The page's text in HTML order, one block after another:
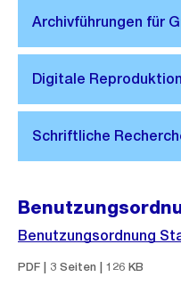
Benutzungsordnung
PDF | 3 Seiten | 126 KB